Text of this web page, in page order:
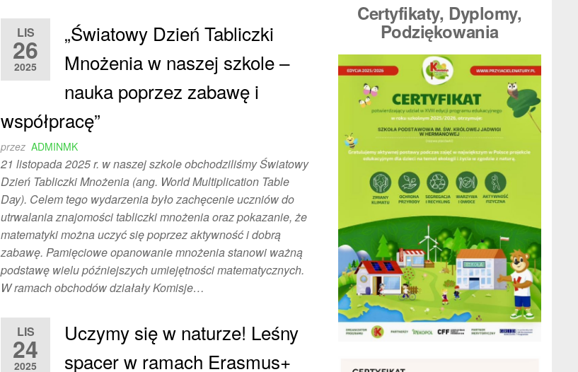
LIS
26
2025
„Światowy Dzień Tabliczki
Mnożenia w naszej szkole –
nauka poprzez zabawę i
współpracę”
przez ADMINMK
21 listopada 2025 r. w naszej szkole obchodziliśmy Światowy
Dzień Tabliczki Mnożenia (ang. World Multiplication Table
Day). Celem tego wydarzenia było zachęcenie uczniów do
utrwalania znajomości tabliczki mnożenia oraz pokazanie, że
matematyki można uczyć się poprzez aktywność i dobrą
zabawę. Pamięciowe opanowanie mnożenia stanowi ważną
podstawę wielu późniejszych umiejętności matematycznych.
W ramach obchodów działały Komisje…
LIS
24
2025
Uczymy się w naturze! Leśny
spacer w ramach Erasmus+
Certyfikaty, Dyplomy,
Podziękowania